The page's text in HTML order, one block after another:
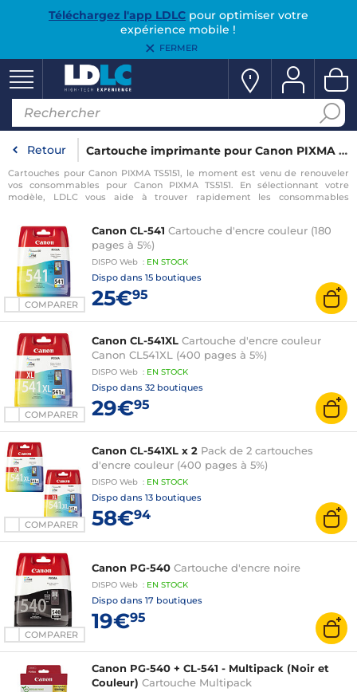
Téléchargez l'app LDLCpour optimiser votre
expérience mobile !
FERMER
Retour Cartouche imprimante pour Canon PIXMA TS5151
Cartouches pour Canon PIXMA TS5151, le moment est venu de renouveler
vos consommables pour Canon PIXMA TS5151. En sélectionnant votre
modèle, LDLC vous aide à trouver rapidement les consommables
COMPARER
Canon CL-541 Cartouche d'encre couleur (180
pages à 5%)
DISPO Web : EN STOCK
Dispo dans 15 boutiques
25€95
COMPARER
Canon CL-541XL Cartouche d'encre couleur
Canon CL541XL (400 pages à 5%)
DISPO Web : EN STOCK
Dispo dans 32 boutiques
29€95
COMPARER
Canon CL-541XL x 2 Pack de 2 cartouches
d'encre couleur (400 pages à 5%)
DISPO Web : EN STOCK
Dispo dans 13 boutiques
58€94
COMPARER
Canon PG-540 Cartouche d'encre noire
DISPO Web : EN STOCK
Dispo dans 17 boutiques
19€95
Canon PG-540 + CL-541 - Multipack (Noir et
Couleur) Cartouche Multipack